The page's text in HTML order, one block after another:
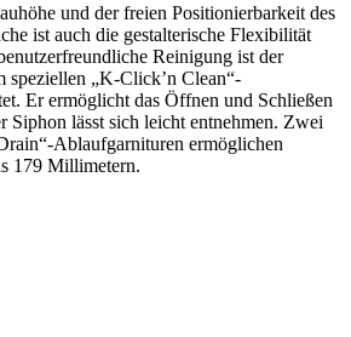
und der freien Positionierbarkeit des
ist auch die gestalterische Flexibilität
Reinigung ist der
speziellen „K-Click’n Clean“-
Er ermöglicht das Öffnen und Schließen
Siphon lässt sich leicht entnehmen. Zwei
Ablaufgarnituren ermöglichen
179 Millimetern.